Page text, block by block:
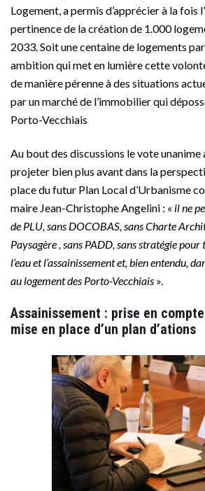
Logement, a permis d’apprécier à la fois
pertinence de la création de 1.000
2033. Soit une centaine de logements
ambition qui met en lumière cette
de manière pérenne à des situations
par un marché de l’immobilier qui
Porto-Vecchiais
Au bout des discussions le vote unanime
projeter bien plus avant dans la
place du futur Plan Local d’Urbanisme
maire Jean-Christophe Angelini : « il ne
de PLU, sans DOCOBAS, sans Charte
Paysagère , sans PADD, sans stratégie
l’eau et l’assainissement et, bien entendu,
au logement des Porto-Vecchiais ».
Assainissement : prise en
mise en place d’un plan d’ations